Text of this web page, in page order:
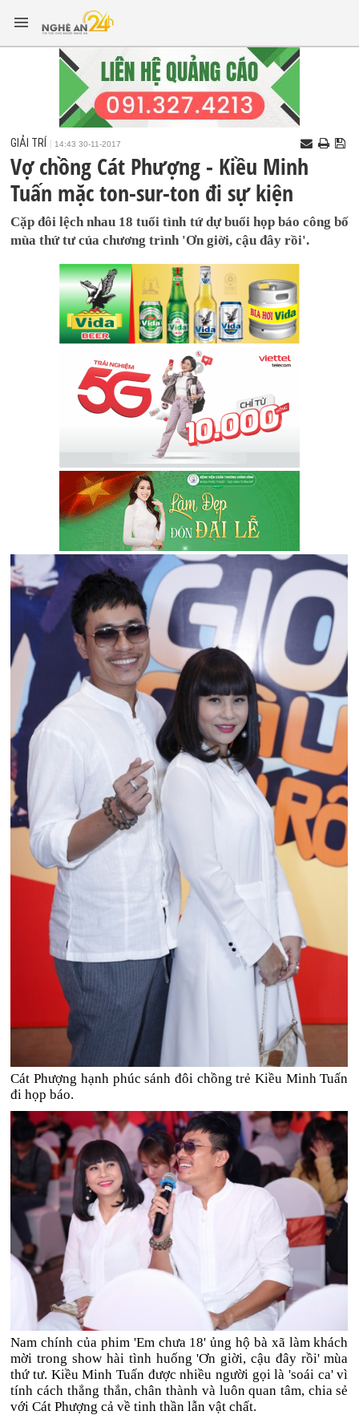
GIẢI TRÍ 14:43 30-11-2017
Vợ chồng Cát Phượng - Kiều Minh
Tuấn mặc ton-sur-ton đi sự kiện
Cặp đôi lệch nhau 18 tuổi tình tứ dự buổi họp báo công bố
mùa thứ tư của chương trình 'Ơn giời, cậu đây rồi'.
Cát Phượng hạnh phúc sánh đôi chồng trẻ Kiều Minh Tuấn
đi họp báo.
Nam chính của phim 'Em chưa 18' ủng hộ bà xã làm khách
mời trong show hài tình huống 'Ơn giời, cậu đây rồi' mùa
thứ tư. Kiều Minh Tuấn được nhiều người gọi là 'soái ca' vì
tính cách thẳng thắn, chân thành và luôn quan tâm, chia sẻ
với Cát Phượng cả về tinh thần lẫn vật chất.